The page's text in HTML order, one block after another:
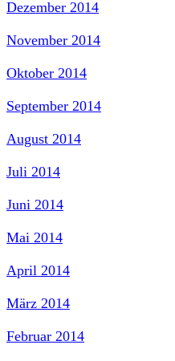
Dezember 2014
November 2014
Oktober 2014
September 2014
August 2014
Juli 2014
Juni 2014
Mai 2014
April 2014
März 2014
Februar 2014